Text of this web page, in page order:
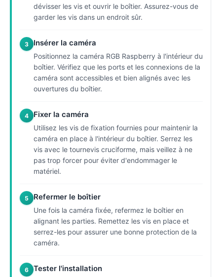
dévisser les vis et ouvrir le boîtier. Assurez-vous de
garder les vis dans un endroit sûr.
3 Insérer la caméra
Positionnez la caméra RGB Raspberry à l'intérieur du
boîtier. Vérifiez que les ports et les connexions de la
caméra sont accessibles et bien alignés avec les
ouvertures du boîtier.
4 Fixer la caméra
Utilisez les vis de fixation fournies pour maintenir la
caméra en place à l'intérieur du boîtier. Serrez les
vis avec le tournevis cruciforme, mais veillez à ne
pas trop forcer pour éviter d'endommager le
matériel.
5 Refermer le boîtier
Une fois la caméra fixée, refermez le boîtier en
alignant les parties. Remettez les vis en place et
serrez-les pour assurer une bonne protection de la
caméra.
6 Tester l'installation